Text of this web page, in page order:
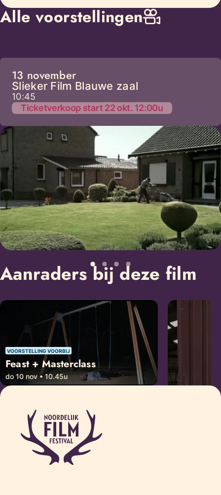
Alle voorstellingen
13 november
Slieker Film Blauwe zaal
10:45
Ticketverkoop start 22 okt. 12:00u
Aanraders bij deze film
VOORSTELLING VOORBIJ
Feast + Masterclass
do 10 nov • 10.45u